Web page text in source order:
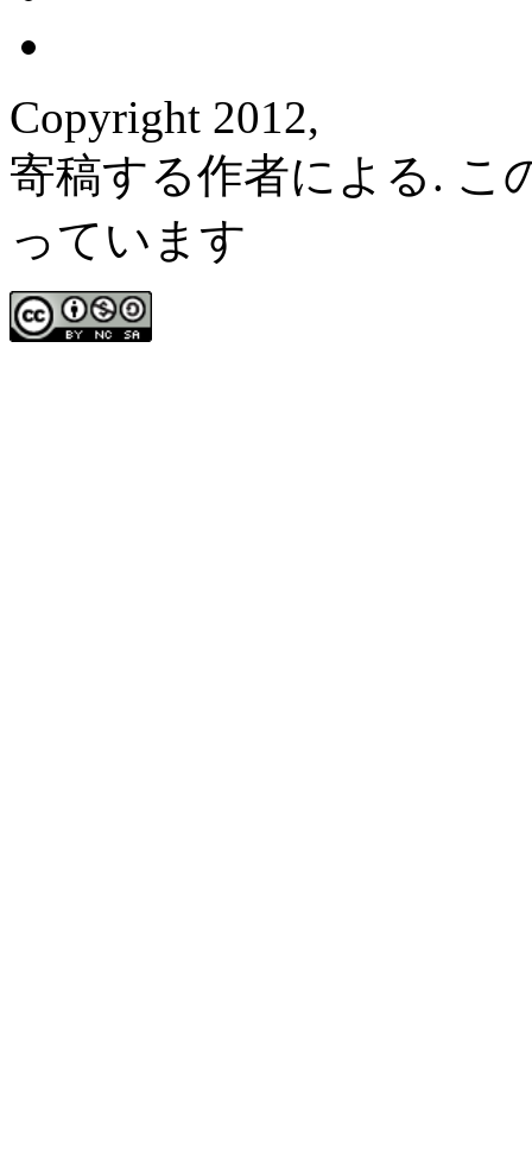
Copyright 2012,
寄稿する作者による. こ
っています